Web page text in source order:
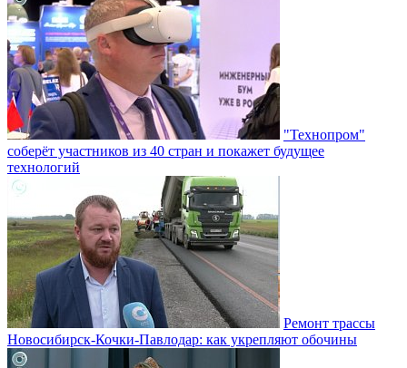
"Технопром"
соберёт участников из 40 стран и покажет будущее
технологий
Ремонт трассы
Новосибирск-Кочки-Павлодар: как укрепляют обочины